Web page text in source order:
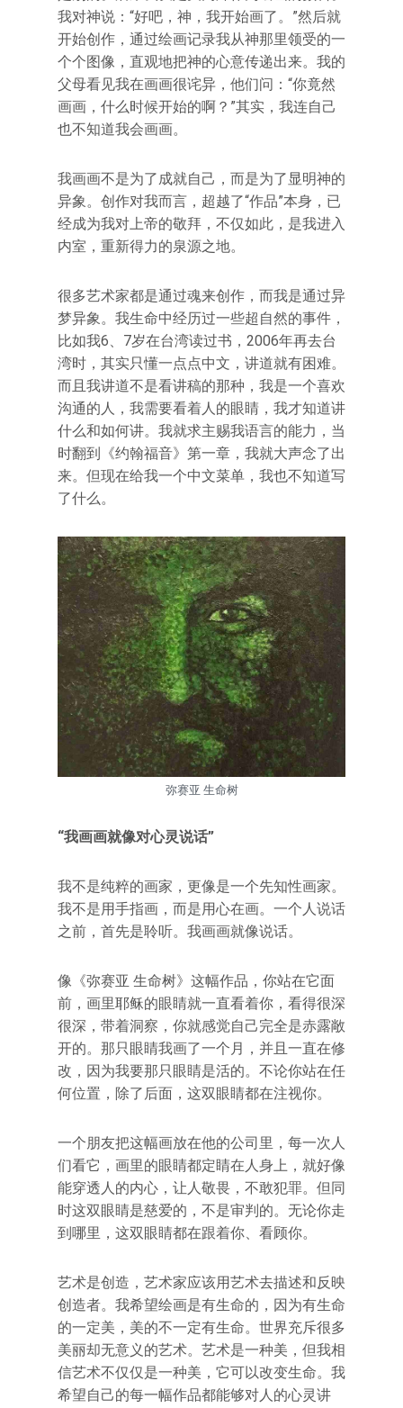
我对神说：“好吧，神，我开始画了。”然后就
开始创作，通过绘画记录我从神那里领受的一
个个图像，直观地把神的心意传递出来。我的
父母看见我在画画很诧异，他们问：“你竟然
画画，什么时候开始的啊？”其实，我连自己
也不知道我会画画。
我画画不是为了成就自己，而是为了显明神的
异象。创作对我而言，超越了“作品”本身，已
经成为我对上帝的敬拜，不仅如此，是我进入
内室，重新得力的泉源之地。
很多艺术家都是通过魂来创作，而我是通过异
梦异象。我生命中经历过一些超自然的事件，
比如我6、7岁在台湾读过书，2006年再去台
湾时，其实只懂一点点中文，讲道就有困难。
而且我讲道不是看讲稿的那种，我是一个喜欢
沟通的人，我需要看着人的眼睛，我才知道讲
什么和如何讲。我就求主赐我语言的能力，当
时翻到《约翰福音》第一章，我就大声念了出
来。但现在给我一个中文菜单，我也不知道写
了什么。
弥赛亚 生命树
“我画画就像对心灵说话”
我不是纯粹的画家，更像是一个先知性画家。
我不是用手指画，而是用心在画。一个人说话
之前，首先是聆听。我画画就像说话。
像《弥赛亚 生命树》这幅作品，你站在它面
前，画里耶稣的眼睛就一直看着你，看得很深
很深，带着洞察，你就感觉自己完全是赤露敞
开的。那只眼睛我画了一个月，并且一直在修
改，因为我要那只眼睛是活的。不论你站在任
何位置，除了后面，这双眼睛都在注视你。
一个朋友把这幅画放在他的公司里，每一次人
们看它，画里的眼睛都定睛在人身上，就好像
能穿透人的内心，让人敬畏，不敢犯罪。但同
时这双眼睛是慈爱的，不是审判的。无论你走
到哪里，这双眼睛都在跟着你、看顾你。
艺术是创造，艺术家应该用艺术去描述和反映
创造者。我希望绘画是有生命的，因为有生命
的一定美，美的不一定有生命。世界充斥很多
美丽却无意义的艺术。艺术是一种美，但我相
信艺术不仅仅是一种美，它可以改变生命。我
希望自己的每一幅作品都能够对人的心灵讲